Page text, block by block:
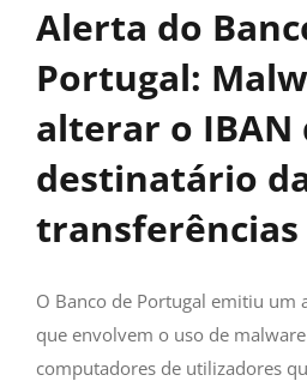
Alerta do
Portugal:
alterar o IBAN
destinatário
transferências
O Banco de Portugal emitiu um
que envolvem o uso de
computadores de utilizadores